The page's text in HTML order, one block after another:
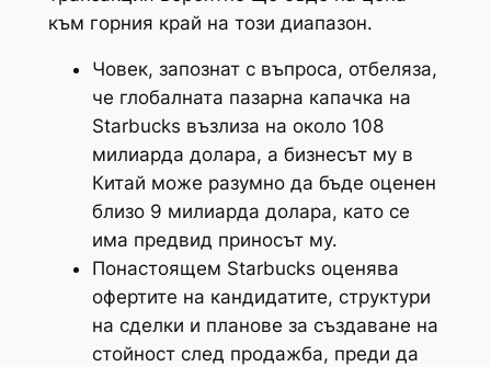
към горния край на този диапазон.
Човек, запознат с въпроса, отбеляза,
че глобалната пазарна капачка на
Starbucks възлиза на около 108
милиарда долара, а бизнесът му в
Китай може разумно да бъде оценен
близо 9 милиарда долара, като се
има предвид приносът му.
Понастоящем Starbucks оценява
офертите на кандидатите, структури
на сделки и планове за създаване на
стойност след продажба, преди да